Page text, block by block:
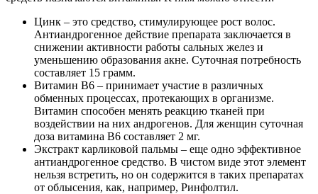
Цинк – это средство, стимулирующее рост волос.
Антиандрогенное действие препарата заключается в
снижении активности работы сальных желез и
уменьшению образования акне. Суточная потребность
составляет 15 грамм.
Витамин B6 – принимает участие в различных
обменных процессах, протекающих в организме.
Витамин способен менять реакцию тканей при
воздействии на них андрогенов. Для женщин суточная
доза витамина B6 составляет 2 мг.
Экстракт карликовой пальмы – еще одно эффективное
антиандрогенное средство. В чистом виде этот элемент
нельзя встретить, но он содержится в таких препаратах
от облысения, как, например, Ринфолтил.